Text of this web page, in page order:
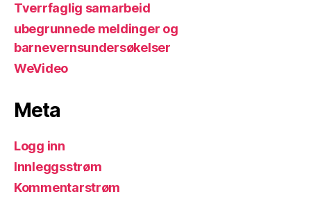
Tverrfaglig samarbeid
ubegrunnede meldinger og
barnevernsundersøkelser
WeVideo
Meta
Logg inn
Innleggsstrøm
Kommentarstrøm